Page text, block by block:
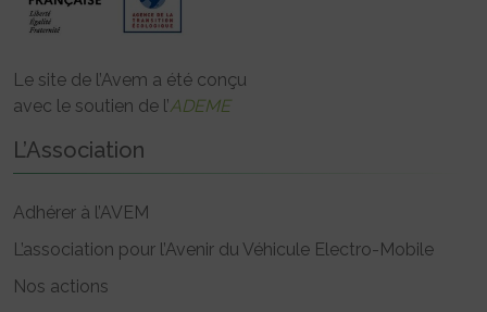
Le site de l’Avem a été conçu
avec le soutien de l’ADEME
L’Association
Adhérer à l’AVEM
L’association pour l’Avenir du Véhicule Electro-Mobile
Nos actions